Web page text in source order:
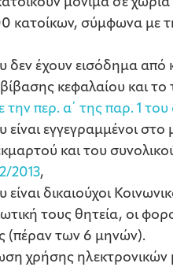
μόνιμα σε
κατοίκων, σύμφωνα με
δεν έχουν εισόδημα
κεφαλαίου και
περ. α΄ της παρ. 1
είναι εγγεγραμμένοι
και του
2013,
είναι δικαιούχοι
τους θητεία, οι
(πέραν των 6 μηνών).
χρήσης